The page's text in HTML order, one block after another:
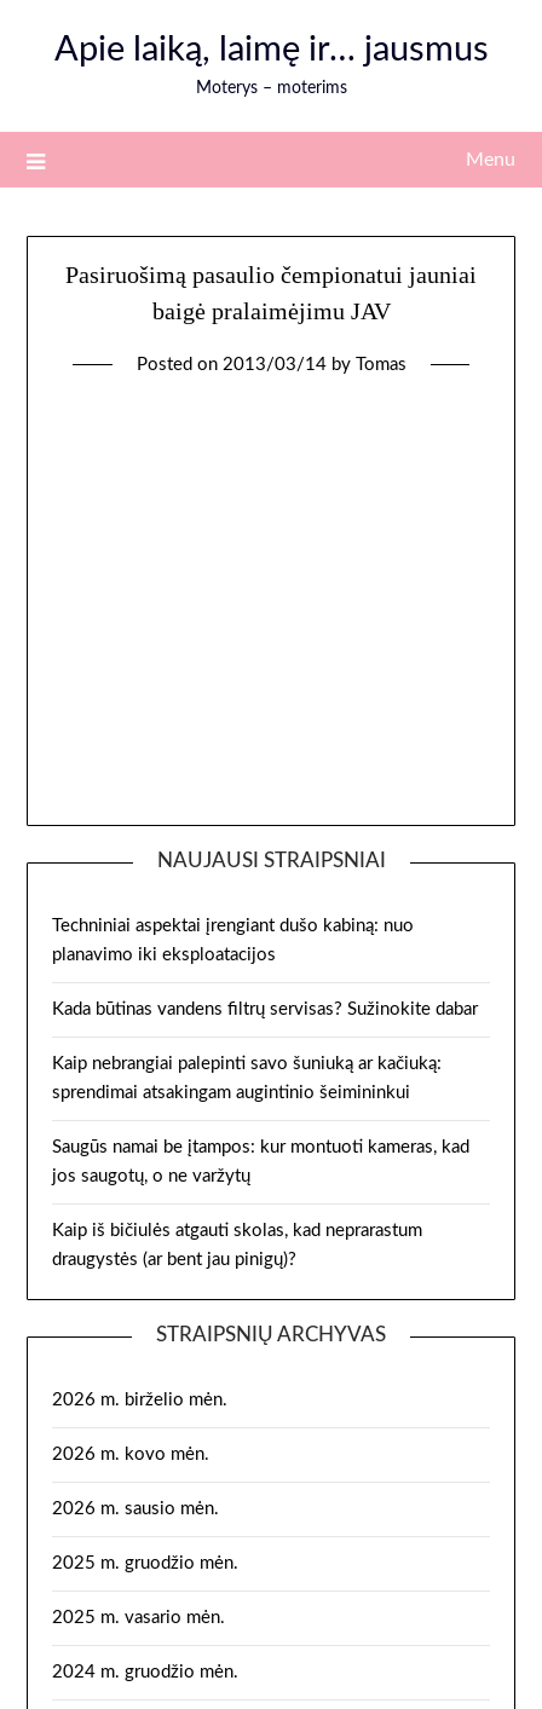
Apie laiką, laimę ir… jausmus
Moterys – moterims
Menu
Pasiruošimą pasaulio čempionatui jauniai
baigė pralaimėjimu JAV
Posted on 2013/03/14by Tomas
NAUJAUSI STRAIPSNIAI
Techniniai aspektai įrengiant dušo kabiną: nuo
planavimo iki eksploatacijos
Kada būtinas vandens filtrų servisas? Sužinokite dabar
Kaip nebrangiai palepinti savo šuniuką ar kačiuką:
sprendimai atsakingam augintinio šeimininkui
Saugūs namai be įtampos: kur montuoti kameras, kad
jos saugotų, o ne varžytų
Kaip iš bičiulės atgauti skolas, kad neprarastum
draugystės (ar bent jau pinigų)?
STRAIPSNIŲ ARCHYVAS
2026 m. birželio mėn.
2026 m. kovo mėn.
2026 m. sausio mėn.
2025 m. gruodžio mėn.
2025 m. vasario mėn.
2024 m. gruodžio mėn.